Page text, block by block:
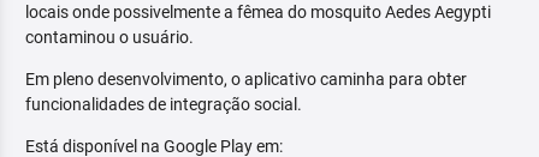
locais onde possivelmente a fêmea do mosquito Aedes Aegypti
contaminou o usuário.
Em pleno desenvolvimento, o aplicativo caminha para obter
funcionalidades de integração social.
Está disponível na Google Play em: